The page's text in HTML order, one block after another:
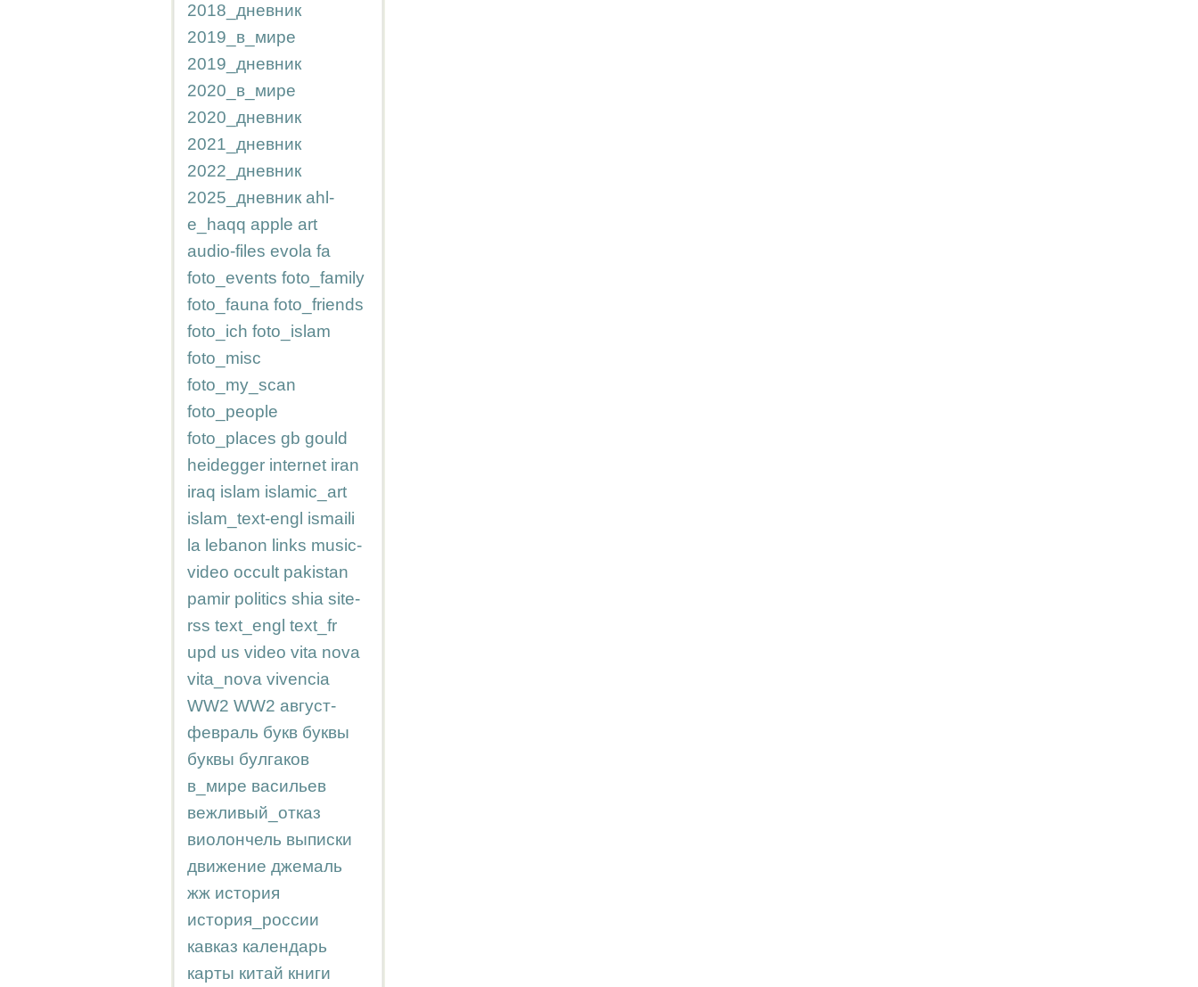
2018_дневник
2019_в_мире
2019_дневник
2020_в_мире
2020_дневник
2021_дневник
2022_дневник
2025_дневник ahl-
e_haqq apple art
audio-files evola fa
foto_events foto_family
foto_fauna foto_friends
foto_ich foto_islam
foto_misc
foto_my_scan
foto_people
foto_places gb gould
heidegger internet iran
iraq islam islamic_art
islam_text-engl ismaili
la lebanon links music-
video occult pakistan
pamir politics shia site-
rss text_engl text_fr
upd us video vita nova
vita_nova vivencia
WW2 WW2 август-
февраль букв буквы
буквы булгаков
в_мире васильев
вежливый_отказ
виолончель выписки
движение джемаль
жж история
история_россии
кавказ календарь
карты китай книги